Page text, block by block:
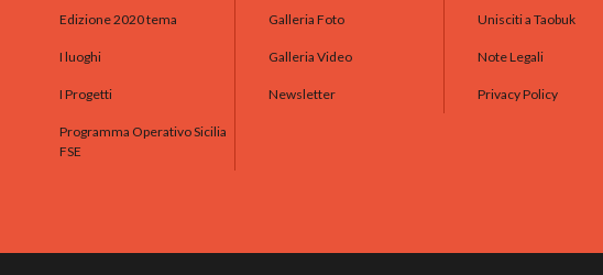
Edizione 2020 tema
I luoghi
I Progetti
Programma Operativo Sicilia
FSE
Galleria Foto
Galleria Video
Newsletter
Unisciti a Taobuk
Note Legali
Privacy Policy